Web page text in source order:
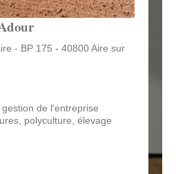
- BP 175 - 40800 Aire sur
de l'entreprise
polyculture, élevage